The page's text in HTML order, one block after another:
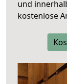
und
kostenlose